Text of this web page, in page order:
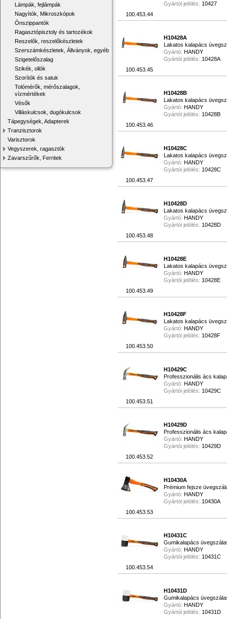
Lámpák, fejlámpák
Nagyítók, Mikroszkópok
Ónszippantók
Ragasztópisztoly és tartozékok
Reszelők, reszelőkészletek
Szerszámkészletek, Állványok, egyéb
Szigetelőszalag
Szikék, ollók
Szorítók és satuk
Tolómérők, mérőszalagok,
vízmértékek
Vésők
Villáskulcsok, dugókulcsok
Tápegységek, Adapterek
Tranzisztorok
Varisztorok
Vegyszerek, ragasztók
Zavarszűrők, Ferritek
100.453.44
Gyártói jelölés: 10427
100.453.45
H10428A
Lakatos kalapács
Gyártó: HANDY
Gyártói jelölés: 10428A
100.453.46
H10428B
Lakatos kalapács
Gyártó: HANDY
Gyártói jelölés: 10428B
100.453.47
H10428C
Lakatos kalapács
Gyártó: HANDY
Gyártói jelölés: 10428C
100.453.48
H10428D
Lakatos kalapács
Gyártó: HANDY
Gyártói jelölés: 10428D
100.453.49
H10428E
Lakatos kalapács
Gyártó: HANDY
Gyártói jelölés: 10428E
100.453.50
H10428F
Lakatos kalapács
Gyártó: HANDY
Gyártói jelölés: 10428F
100.453.51
H10429C
Professzionális ács
Gyártó: HANDY
Gyártói jelölés: 10429C
100.453.52
H10429D
Professzionális ács
Gyártó: HANDY
Gyártói jelölés: 10429D
100.453.53
H10430A
Prémium fejsze
Gyártó: HANDY
Gyártói jelölés: 10430A
100.453.54
H10431C
Gumikalapács
Gyártó: HANDY
Gyártói jelölés: 10431C
H10431D
Gumikalapács
Gyártó: HANDY
Gyártói jelölés: 10431D